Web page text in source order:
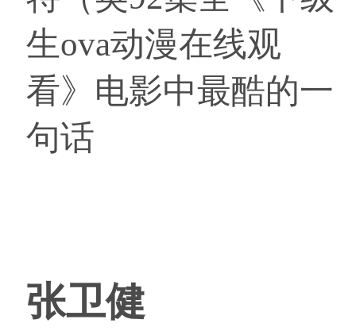
生ova动漫在线观
看》电影中最酷的一
句话
张卫健